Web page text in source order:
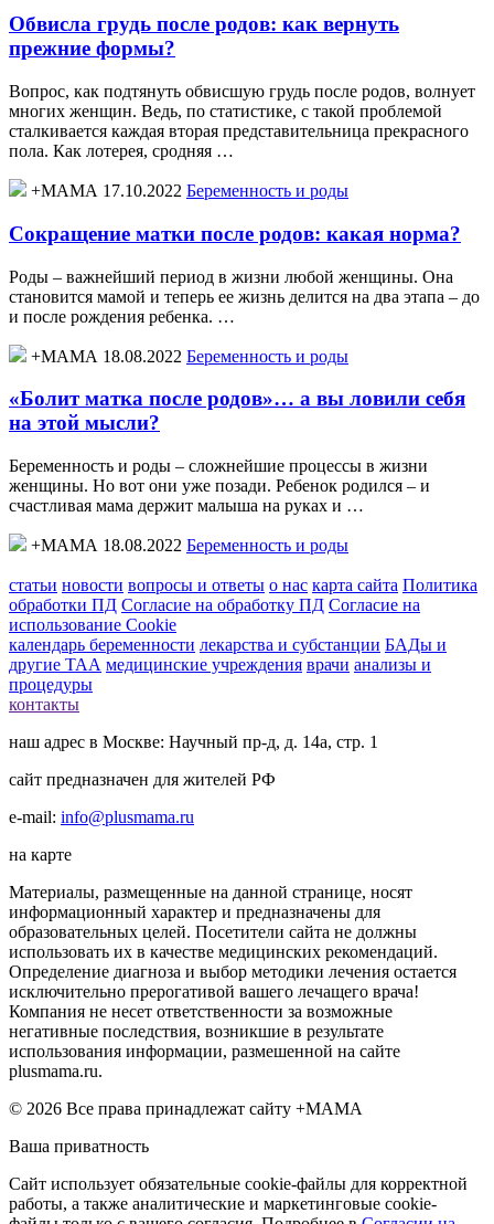
Обвисла грудь после родов: как вернуть
прежние формы?
Вопрос, как подтянуть обвисшую грудь после родов, волнует
многих женщин. Ведь, по статистике, с такой проблемой
сталкивается каждая вторая представительница прекрасного
пола. Как лотерея, сродняя …
+МАМА 17.10.2022 Беременность и роды
Сокращение матки после родов: какая норма?
Роды – важнейший период в жизни любой женщины. Она
становится мамой и теперь ее жизнь делится на два этапа – до
и после рождения ребенка. …
+МАМА 18.08.2022 Беременность и роды
«Болит матка после родов»… а вы ловили себя
на этой мысли?
Беременность и роды – сложнейшие процессы в жизни
женщины. Но вот они уже позади. Ребенок родился – и
счастливая мама держит малыша на руках и …
+МАМА 18.08.2022 Беременность и роды
статьи новости вопросы и ответы о нас карта сайта Политика
обработки ПД Согласие на обработку ПД Согласие на
использование Cookie
календарь беременности лекарства и субстанции БАДы и
другие ТАА медицинские учреждения врачи анализы и
процедуры
контакты
наш адрес в Москве: Научный пр-д, д. 14а, стр. 1
сайт предназначен для жителей РФ
e-mail: info@plusmama.ru
на карте
Материалы, размещенные на данной странице, носят
информационный характер и предназначены для
образовательных целей. Посетители сайта не должны
использовать их в качестве медицинских рекомендаций.
Определение диагноза и выбор методики лечения остается
исключительно прерогативой вашего лечащего врача!
Компания не несет ответственности за возможные
негативные последствия, возникшие в результате
использования информации, размешенной на сайте
plusmama.ru.
© 2026 Все права принадлежат сайту +МАМА
Ваша приватность
Сайт использует обязательные cookie-файлы для корректной
работы, а также аналитические и маркетинговые cookie-